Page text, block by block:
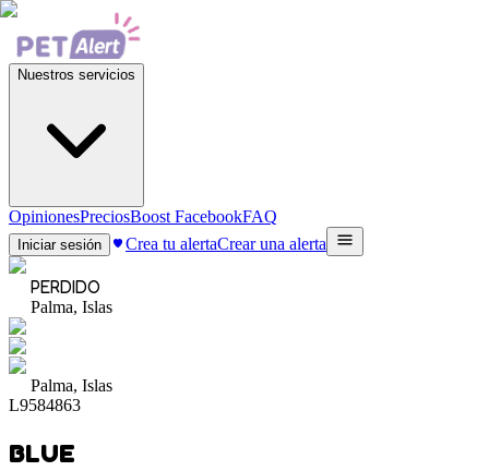
Nuestros servicios
OpinionesPreciosBoost FacebookFAQ
Iniciar sesión Crea tu alertaCrear una alerta
PERDIDO
Palma, Islas
Palma, Islas
L9584863
BLUE